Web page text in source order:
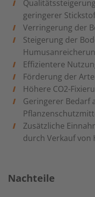
geringerer
Verringerung der
Steigerung der
Effizientere
Förderung der
Höhere CO2-
Geringerer Bedarf
Zusätzliche
durch Verkauf von
Nachteile